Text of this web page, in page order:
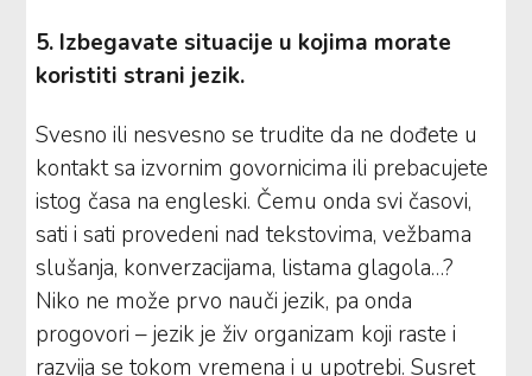
5. Izbegavate situacije u kojima morate
koristiti strani jezik.
Svesno ili nesvesno se trudite da ne dođete u
kontakt sa izvornim govornicima ili prebacujete
istog časa na engleski. Čemu onda svi časovi,
sati i sati provedeni nad tekstovima, vežbama
slušanja, konverzacijama, listama glagola…?
Niko ne može prvo nauči jezik, pa onda
progovori – jezik je živ organizam koji raste i
razvija se tokom vremena i u upotrebi. Susret